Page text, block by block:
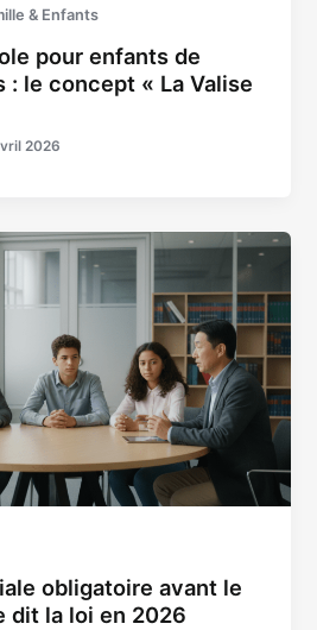
& Enfants
pour enfants de
: le concept « La Valise
2026
obligatoire avant le
dit la loi en 2026